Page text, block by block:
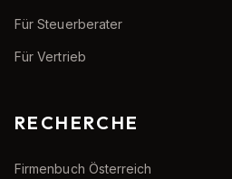
Für Steuerberater
Für Vertrieb
RECHERCHE
Firmenbuch Österreich